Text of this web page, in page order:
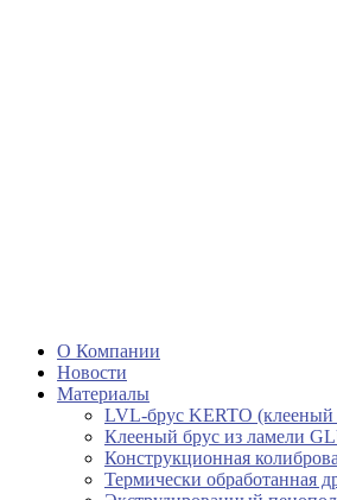
О Компании
Новости
Материалы
LVL-брус KERTO (клееный
Клееный брус из ламели
Конструкционная
Термически обработанная